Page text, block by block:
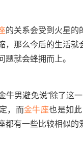
的关系会受到火星的
，那么今后的生活
题就会蜂拥而上。
男避免说“除了这一
，而金牛座也是如
都有一些比较相似